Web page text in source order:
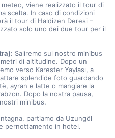
viene realizzato il tour di
scelta. In caso di condizioni
il tour di Haldizen Deresi –
solo uno dei due tour per il
Saliremo sul nostro minibus
di altitudine. Dopo un
verso Karester Yaylası, a
splendide foto guardando
ayran e latte o mangiare la
Dopo la nostra pausa,
minibus.
partiamo da Uzungöl
pernottamento in hotel.